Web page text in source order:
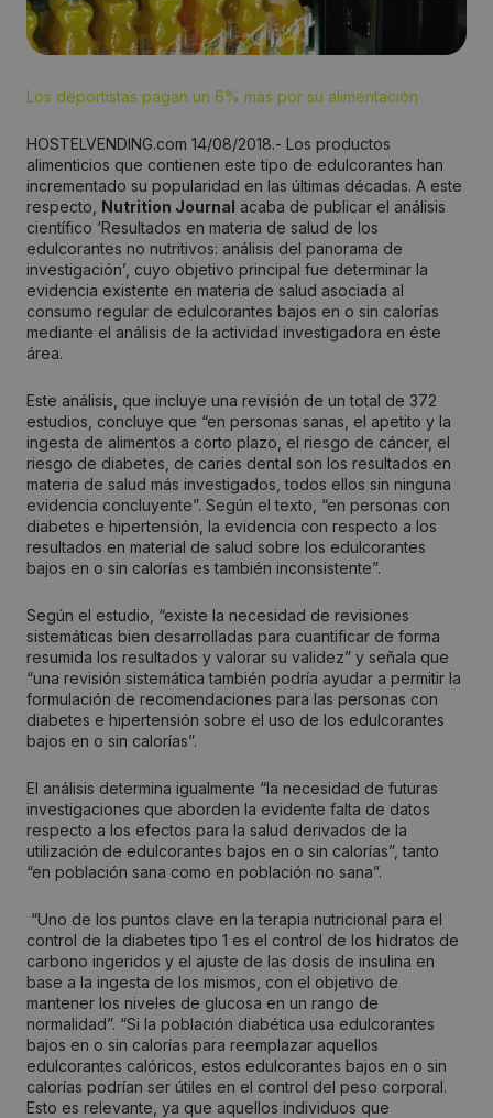
Los deportistas pagan un 6% más por su alimentación
HOSTELVENDING.com 14/08/2018.- Los productos
alimenticios que contienen este tipo de edulcorantes han
incrementado su popularidad en las últimas décadas. A este
respecto, Nutrition Journal acaba de publicar el análisis
científico ‘Resultados en materia de salud de los
edulcorantes no nutritivos: análisis del panorama de
investigación’, cuyo objetivo principal fue determinar la
evidencia existente en materia de salud asociada al
consumo regular de edulcorantes bajos en o sin calorías
mediante el análisis de la actividad investigadora en éste
área.
Este análisis, que incluye una revisión de un total de 372
estudios, concluye que “en personas sanas, el apetito y la
ingesta de alimentos a corto plazo, el riesgo de cáncer, el
riesgo de diabetes, de caries dental son los resultados en
materia de salud más investigados, todos ellos sin ninguna
evidencia concluyente”. Según el texto, “en personas con
diabetes e hipertensión, la evidencia con respecto a los
resultados en material de salud sobre los edulcorantes
bajos en o sin calorías es también inconsistente”.
Según el estudio, “existe la necesidad de revisiones
sistemáticas bien desarrolladas para cuantificar de forma
resumida los resultados y valorar su validez” y señala que
“una revisión sistemática también podría ayudar a permitir la
formulación de recomendaciones para las personas con
diabetes e hipertensión sobre el uso de los edulcorantes
bajos en o sin calorías”.
El análisis determina igualmente “la necesidad de futuras
investigaciones que aborden la evidente falta de datos
respecto a los efectos para la salud derivados de la
utilización de edulcorantes bajos en o sin calorías”, tanto
“en población sana como en población no sana”.
“Uno de los puntos clave en la terapia nutricional para el
control de la diabetes tipo 1 es el control de los hidratos de
carbono ingeridos y el ajuste de las dosis de insulina en
base a la ingesta de los mismos, con el objetivo de
mantener los niveles de glucosa en un rango de
normalidad”. “Si la población diabética usa edulcorantes
bajos en o sin calorías para reemplazar aquellos
edulcorantes calóricos, estos edulcorantes bajos en o sin
calorías podrían ser útiles en el control del peso corporal.
Esto es relevante, ya que aquellos individuos que